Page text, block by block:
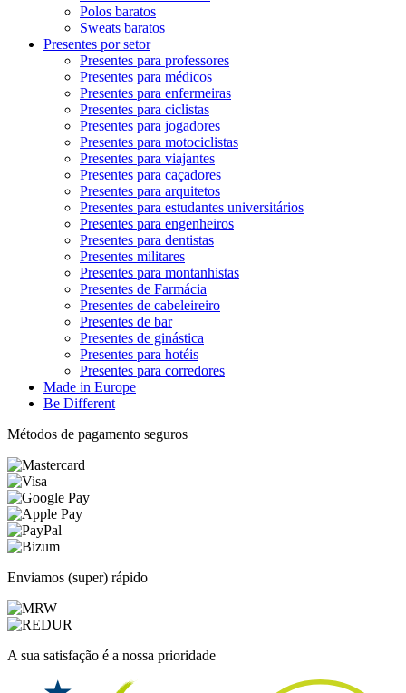
Polos baratos
Sweats baratos
Presentes por setor
Presentes para professores
Presentes para médicos
Presentes para enfermeiras
Presentes para ciclistas
Presentes para jogadores
Presentes para motociclistas
Presentes para viajantes
Presentes para caçadores
Presentes para arquitetos
Presentes para estudantes universitários
Presentes para engenheiros
Presentes para dentistas
Presentes militares
Presentes para montanhistas
Presentes de Farmácia
Presentes de cabeleireiro
Presentes de bar
Presentes de ginástica
Presentes para hotéis
Presentes para corredores
Made in Europe
Be Different
Métodos de pagamento seguros
Enviamos (super) rápido
A sua satisfação é a nossa prioridade